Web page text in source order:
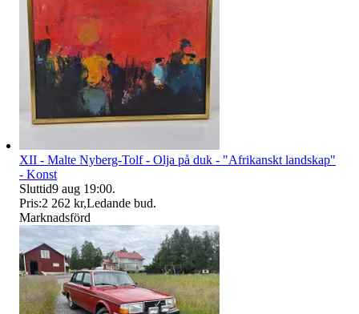
XII - Malte Nyberg-Tolf - Olja på duk - "Afrikanskt landskap"
- Konst
Sluttid9 aug 19:00.
Pris:2 262 kr,Ledande bud.
Marknadsförd